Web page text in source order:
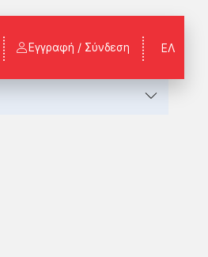
ΕΛ
Εγγραφή / Σύνδεση